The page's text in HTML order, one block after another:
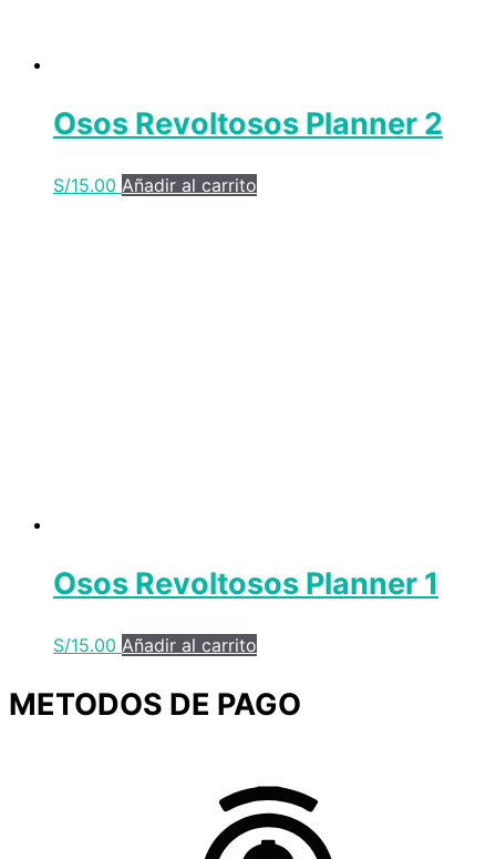
Osos Revoltosos Planner 2
S/15.00 Añadir al carrito
Osos Revoltosos Planner 1
S/15.00 Añadir al carrito
METODOS DE PAGO